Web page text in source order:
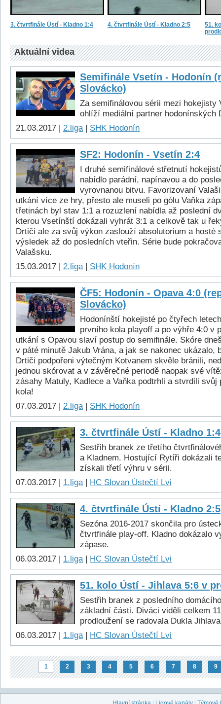
3. čtvrtfinále Ústí - Kladno 1:4 4. čtvrtfinále Ústí - Kladno 2:5
51.
Aktuální videa
Semifinále Vsetín - Hodonín
Slovácko)
Za semifinálovou sérii mezi hokejisty
ohlíží mediální partner hodonínských
21.03.2017 | 2.liga| SHK Hodonín
SF2: Hodonín - Vsetín 2:4
I druhé semifinálové střetnutí
nabídlo parádní, napínavou a do
vyrovnanou bitvu. Favorizovaní
utkání více ze hry, přesto ale museli po gólu Vaňka
třetinách byl stav 1:1 a rozuzlení nabídla až poslední
kterou Vsetínští dokázali vyhrát 3:1 a celkově tak u
Drtiči ale za svůj výkon zaslouží absolutorium a hosté
výsledek až do posledních vteřin. Série bude
Valašsku.
15.03.2017 | 2.liga| SHK Hodonín
ČF5: Hodonín - Opava 4:0
Slovácko)
Hodonínští hokejisté po čtyřech
prvního kola playoff a po výhře 4:0 v
utkání s Opavou slaví postup do semifinále. Skóre
v páté minutě Jakub Vrána, a jak se nakonec ukázalo,
Drtiči podpořeni výtečným Kotvanem skvěle bránili,
jednou skórovat a v závěrečné periodě naopak své
zásahy Matuly, Kadlece a Vaňka podtrhli a stvrdili svůj
kola!
07.03.2017 | 2.liga| SHK Hodonín
3. čtvrtfinále Ústí - Kladno 1:4
Sestřih branek ze třetího
a Kladnem. Hostující Rytíři dokázali
získali třetí výhru v sérii.
07.03.2017 | 1.liga| HC Slovan Ústečtí Lvi
4. čtvrtfinále Ústí - Kladno 2:5
Sezóna 2016-2017 skončila pro
čtvrtfinále play-off. Kladno dokázalo
zápase.
06.03.2017 | 1.liga| HC Slovan Ústečtí Lvi
51. kolo Ústí - Jihlava 5:6 v
Sestřih branek z posledního
základní části. Diváci viděli celkem
prodloužení se radovala Dukla
06.03.2017 | 1.liga| HC Slovan Ústečtí Lvi
1 2 3 4 5 6 7 8 9